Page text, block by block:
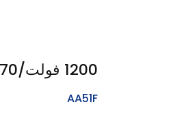
1200 فولت/470 مللي أمبير/SMD6-5 ريلاي الحالة الصلبة (SiC MOSFET)
AA51F